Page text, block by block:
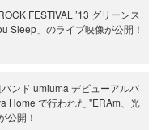
FESTIVAL ’13 グリーンス
Sleep」のライブ映像が公開！
ンド umiuma デビューアルバ
Home で行われた "ERAm、光
公開！